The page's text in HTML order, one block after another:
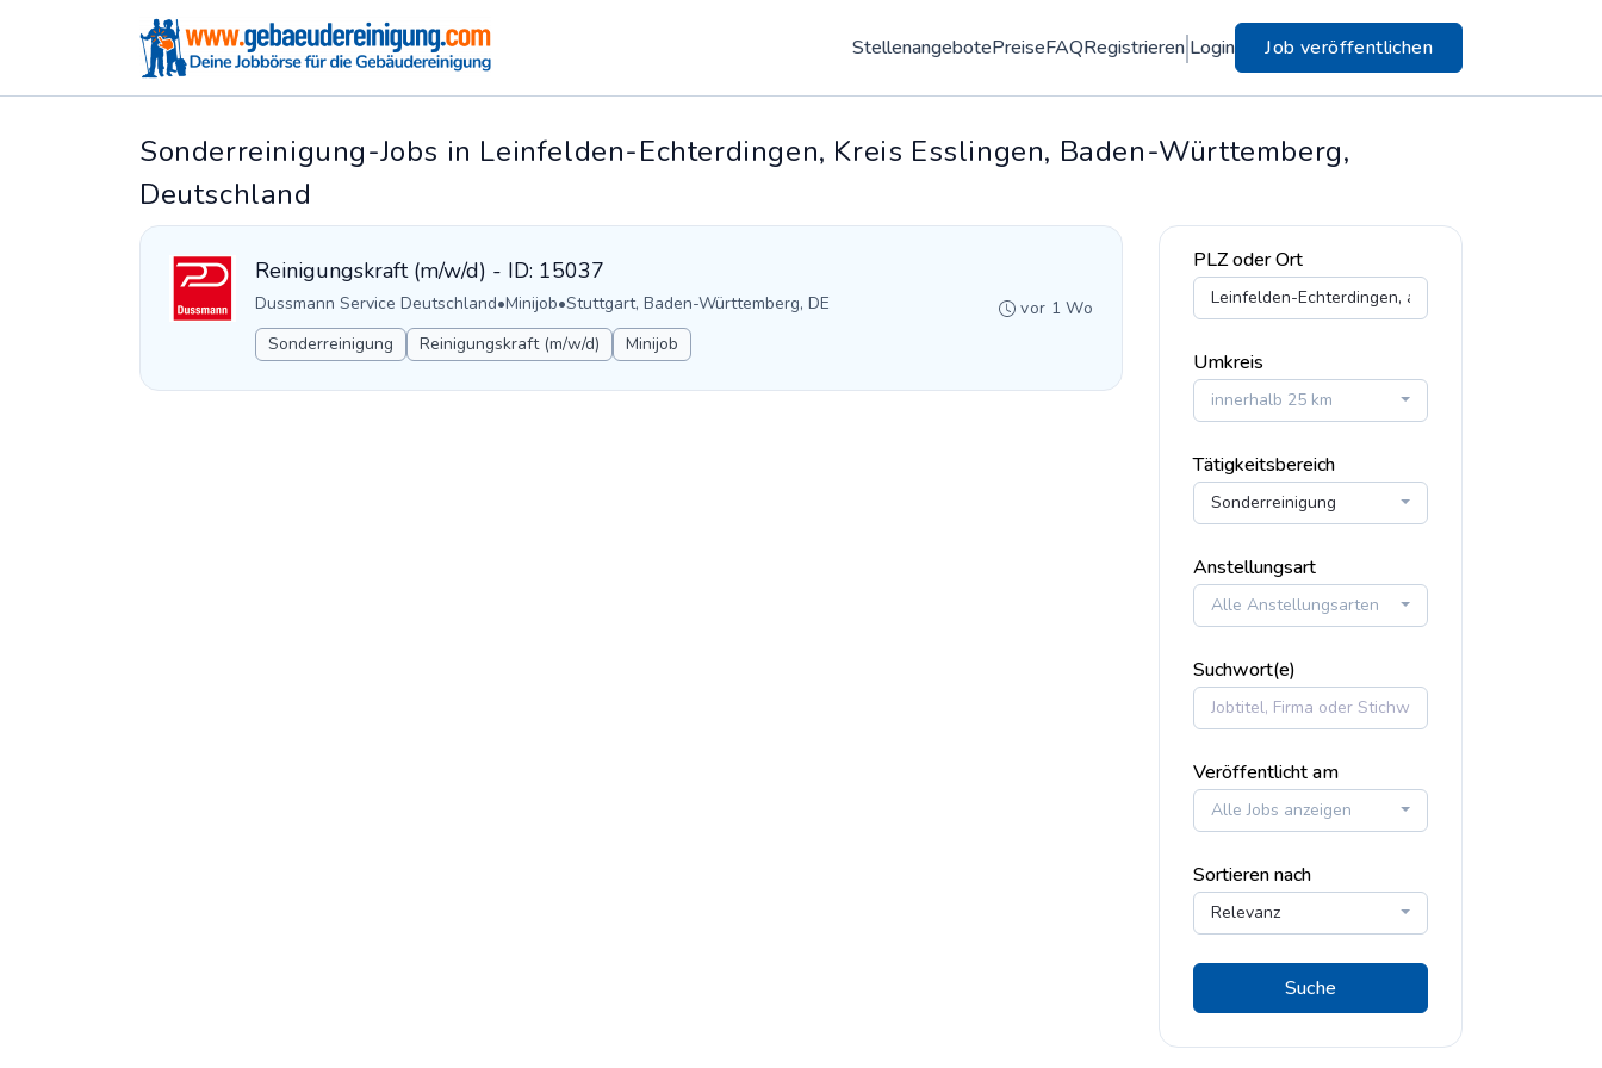
StellenangebotePreiseFAQRegistrieren Login Job veröffentlichen
Sonderreinigung-Jobs in Leinfelden-Echterdingen, Kreis Esslingen, Baden-Württemberg,
Deutschland
Reinigungskraft (m/w/d) - ID: 15037
Dussmann Service Deutschland•Minijob•Stuttgart, Baden-Württemberg, DE
Sonderreinigung
Reinigungskraft (m/w/d) Minijob
vor 1 Wo
PLZ oder Ort
Umkreis
innerhalb 25 km
Tätigkeitsbereich
Sonderreinigung
Anstellungsart
Alle Anstellungsarten
Suchwort(e)
Veröffentlicht am
Alle Jobs anzeigen
Sortieren nach
Relevanz
Suche